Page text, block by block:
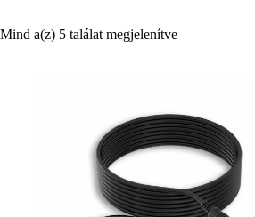
Mind a(z) 5 találat megjelenítve